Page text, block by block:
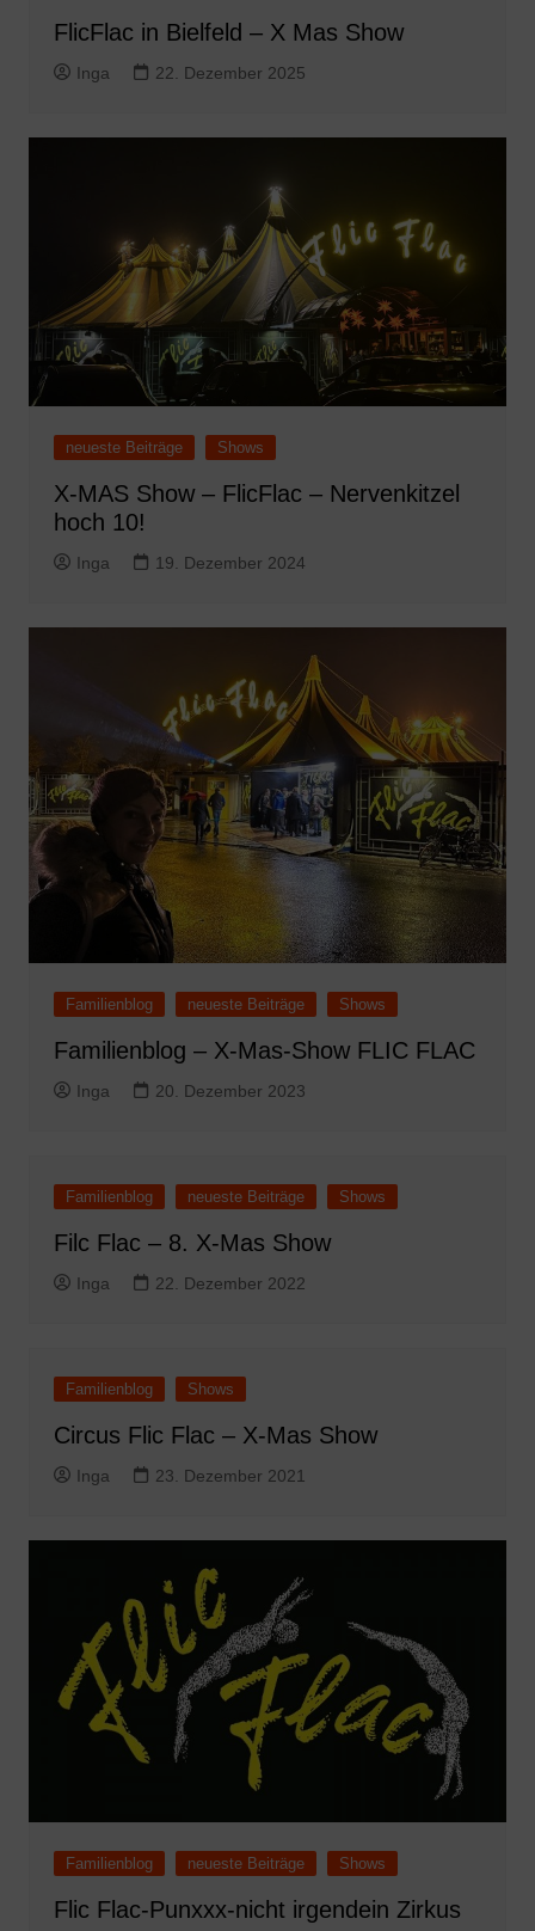
FlicFlac in Bielfeld – X Mas Show
Inga 22. Dezember 2025
neueste Beiträge Shows
X-MAS Show – FlicFlac – Nervenkitzel
hoch 10!
Inga 19. Dezember 2024
Familienblog neueste Beiträge Shows
Familienblog – X-Mas-Show FLIC FLAC
Inga 20. Dezember 2023
Familienblog neueste Beiträge Shows
Filc Flac – 8. X-Mas Show
Inga 22. Dezember 2022
Familienblog Shows
Circus Flic Flac – X-Mas Show
Inga 23. Dezember 2021
Familienblog neueste Beiträge Shows
Flic Flac-Punxxx-nicht irgendein Zirkus